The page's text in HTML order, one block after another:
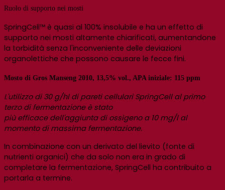
Ruolo di supporto nei mosti
SpringCell™ è quasi al 100% insolubile e ha un effetto di
supporto nei mosti altamente chiarificati, aumentandone
la torbidità senza l'inconveniente delle deviazioni
organolettiche che possono causare le fecce fini.
Mosto di Gros Manseng 2010, 13,5% vol., APA iniziale: 115 ppm
L'utilizzo di 30 g/hl di pareti cellulari SpringCell al primo
terzo di fermentazione è stato
più efficace dell'aggiunta di ossigeno a 10 mg/l al
momento di massima fermentazione.
In combinazione con un derivato del lievito (fonte di
nutrienti organici) che da solo non era in grado di
completare la fermentazione, SpringCell ha contribuito a
portarla a termine.